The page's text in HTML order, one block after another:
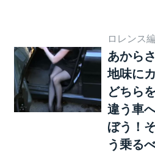
ロレンス
あから
地味に
どちら
違う車
ぼう！
う乗るべ